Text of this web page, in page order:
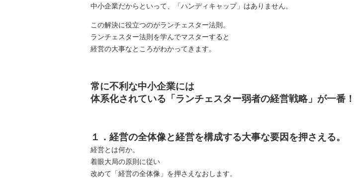
中小企業だからといって、「ハンディキャップ」はありません。
この解決に役立つのがランチェスター法則。
ランチェスター法則を学んでマスターすると
経営の大事なところがわかってきます。
常に不利な中小企業には
体系化されている 「ランチェスター弱者の経営戦略」が一番！
１．経営の全体像と経営を構成する大事な要因を押さえる。
経営とは何か。
着眼大局の原則に従い
改めて「経営の全体像」を押さえなおします。